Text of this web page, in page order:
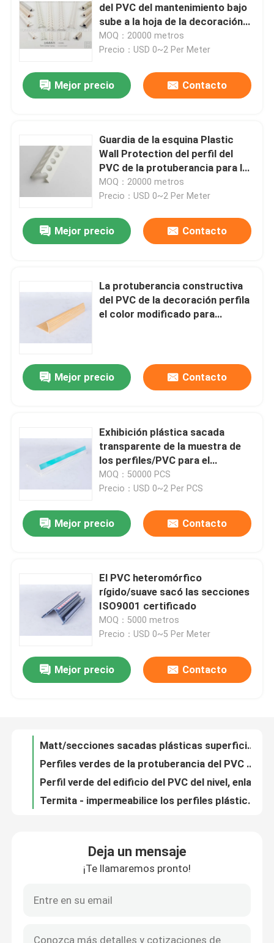
En casa
Productos
Los vídeos
Recorrido por la fábrica
Control de calidad
Solicitar una cita
Perfiles de la protuberancia del PVC
del PVC del mantenimiento bajo
sube a la hoja de la decoración
del vinilo para el piso de la pared
MOQ：20000 metros
Precio：USD 0~2 Per Meter
Mejor precio Contacto
Guardia de la esquina Plastic
Wall Protection del perfil del
PVC de la protuberancia para los
anillos del balneario
MOQ：20000 metros
Precio：USD 0~2 Per Meter
Mejor precio Contacto
La protuberancia constructiva
del PVC de la decoración perfila
el color modificado para
Mejor precio Contacto
Exhibición plástica sacada
transparente de la muestra de
los perfiles/PVC para el
supermercado
MOQ：50000 PCS
Precio：USD 0~2 Per PCS
Mejor precio Contacto
El PVC heteromórfico
rígido/suave sacó las secciones
ISO9001 certificado
MOQ：5000 metros
Precio：USD 0~5 Per Meter
Mejor precio Contacto
El perfil constructivo a prueba de humedad del PVC modificó el color para requisitos particulares disponible
Matt/secciones sacadas plásticas superficiales brillantes para la parrilla de aire de la HVAC
Perfiles verdes de la protuberancia del PVC del nivel, conducto de conexión plástico modificado para requisitos particulares
Termita - impermeabilice los perfiles plásticos de la protuberancia, productos sacados plásticos de la lámpara del LED
Deja un mensaje
¡Te llamaremos pronto!